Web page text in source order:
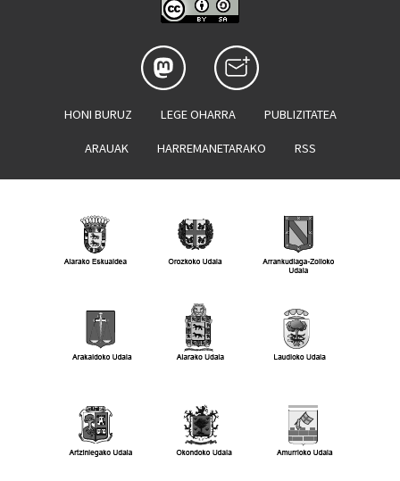
HONI BURUZ LEGE OHARRA PUBLIZITATEA
ARAUAK HARREMANETARAKO RSS